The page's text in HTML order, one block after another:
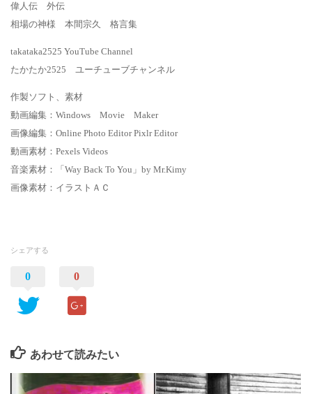
偉人伝 外伝
相場の神様 本間宗久 格言集
takataka2525 YouTube Channel
たかたか2525 ユーチューブチャンネル
作製ソフト、素材
動画編集：Windows Movie Maker
画像編集：Online Photo Editor Pixlr Editor
動画素材：Pexels Videos
音楽素材：「Way Back To You」by Mr.Kimy
画像素材：イラストＡＣ
シェアする
0 0
あわせて読みたい